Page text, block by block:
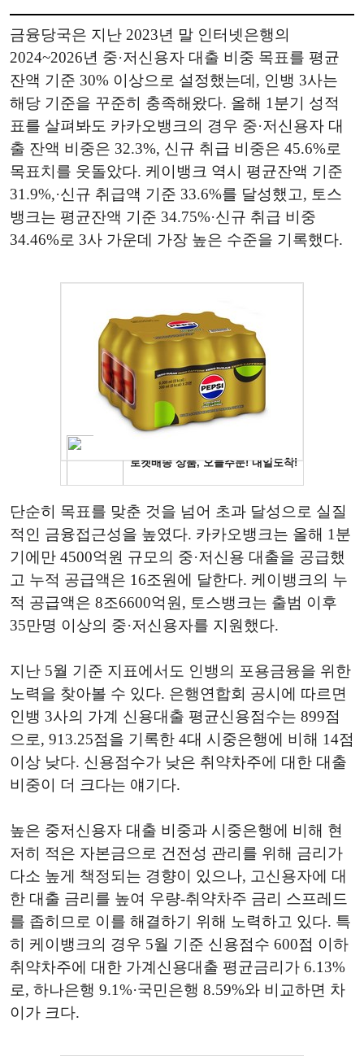
금융당국은 지난 2023년 말 인터넷은행의
2024~2026년 중·저신용자 대출 비중 목표를 평균
잔액 기준 30% 이상으로 설정했는데, 인뱅 3사는
해당 기준을 꾸준히 충족해왔다. 올해 1분기 성적
표를 살펴봐도 카카오뱅크의 경우 중·저신용자 대
출 잔액 비중은 32.3%, 신규 취급 비중은 45.6%로
목표치를 웃돌았다. 케이뱅크 역시 평균잔액 기준
31.9%,·신규 취급액 기준 33.6%를 달성했고, 토스
뱅크는 평균잔액 기준 34.75%·신규 취급 비중
34.46%로 3사 가운데 가장 높은 수준을 기록했다.
단순히 목표를 맞춘 것을 넘어 초과 달성으로 실질
적인 금융접근성을 높였다. 카카오뱅크는 올해 1분
기에만 4500억원 규모의 중·저신용 대출을 공급했
고 누적 공급액은 16조원에 달한다. 케이뱅크의 누
적 공급액은 8조6600억원, 토스뱅크는 출범 이후
35만명 이상의 중·저신용자를 지원했다.
지난 5월 기준 지표에서도 인뱅의 포용금융을 위한
노력을 찾아볼 수 있다. 은행연합회 공시에 따르면
인뱅 3사의 가계 신용대출 평균신용점수는 899점
으로, 913.25점을 기록한 4대 시중은행에 비해 14점
이상 낮다. 신용점수가 낮은 취약차주에 대한 대출
비중이 더 크다는 얘기다.
높은 중저신용자 대출 비중과 시중은행에 비해 현
저히 적은 자본금으로 건전성 관리를 위해 금리가
다소 높게 책정되는 경향이 있으나, 고신용자에 대
한 대출 금리를 높여 우량-취약차주 금리 스프레드
를 좁히므로 이를 해결하기 위해 노력하고 있다. 특
히 케이뱅크의 경우 5월 기준 신용점수 600점 이하
취약차주에 대한 가계신용대출 평균금리가 6.13%
로, 하나은행 9.1%·국민은행 8.59%와 비교하면 차
이가 크다.